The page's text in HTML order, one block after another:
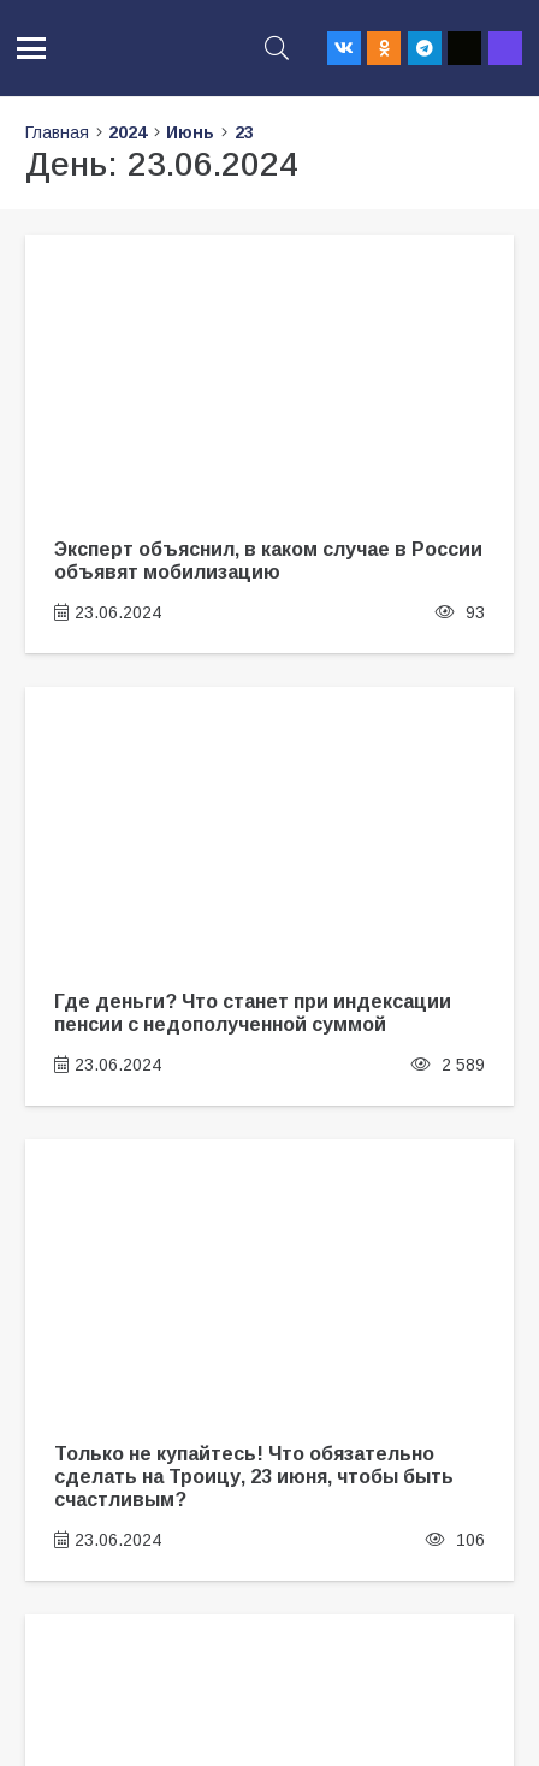
Главная 2024 Июнь 23
День: 23.06.2024
Эксперт объяснил, в каком случае в России
объявят мобилизацию
23.06.2024 93
Где деньги? Что станет при индексации
пенсии с недополученной суммой
23.06.2024 2 589
Только не купайтесь! Что обязательно
сделать на Троицу, 23 июня, чтобы быть
счастливым?
23.06.2024 106